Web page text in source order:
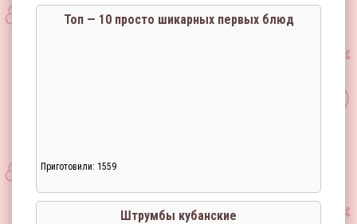
Топ — 10 просто шикарных первых блюд
Приготовили: 1559
Штрумбы кубанские